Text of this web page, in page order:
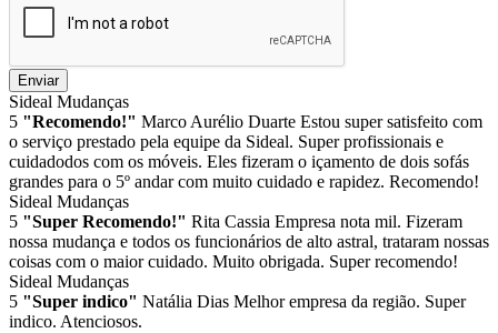
Enviar
Sideal Mudanças
5 "Recomendo!" Marco Aurélio Duarte Estou super satisfeito com
o serviço prestado pela equipe da Sideal. Super profissionais e
cuidadodos com os móveis. Eles fizeram o içamento de dois sofás
grandes para o 5º andar com muito cuidado e rapidez. Recomendo!
Sideal Mudanças
5 "Super Recomendo!" Rita Cassia Empresa nota mil. Fizeram
nossa mudança e todos os funcionários de alto astral, trataram nossas
coisas com o maior cuidado. Muito obrigada. Super recomendo!
Sideal Mudanças
5 "Super indico" Natália Dias Melhor empresa da região. Super
indico. Atenciosos.